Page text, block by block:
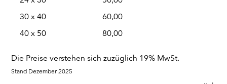
30 x 40
60,00
40 x 50
80,00
Die Preise verstehen sich zuzüglich 19% MwSt.
Stand Dezember 2025